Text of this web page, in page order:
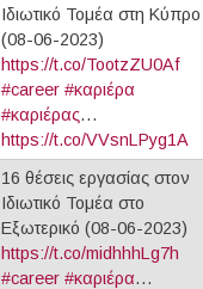
Ιδιωτικό Τομέα στη Κύπρο
(08-06-2023)
https://t.co/TootzZU0Af
#career #καριέρα
#καριέρας…
https://t.co/VVsnLPyg1A
16 θέσεις εργασίας στον
Ιδιωτικό Τομέα στο
Εξωτερικό (08-06-2023)
https://t.co/midhhhLg7h
#career #καριέρα…